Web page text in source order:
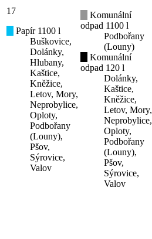
17
Papír 1100 l
Buškovice,
Dolánky,
Hlubany,
Kaštice,
Kněžice,
Letov, Mory,
Neprobylice,
Oploty,
Podbořany
(Louny),
Pšov,
Sýrovice,
Valov
Komunální
odpad 1100 l
Podbořany
(Louny)
Komunální
odpad 120 l
Dolánky,
Kaštice,
Kněžice,
Letov, Mory,
Neprobylice,
Oploty,
Podbořany
(Louny),
Pšov,
Sýrovice,
Valov